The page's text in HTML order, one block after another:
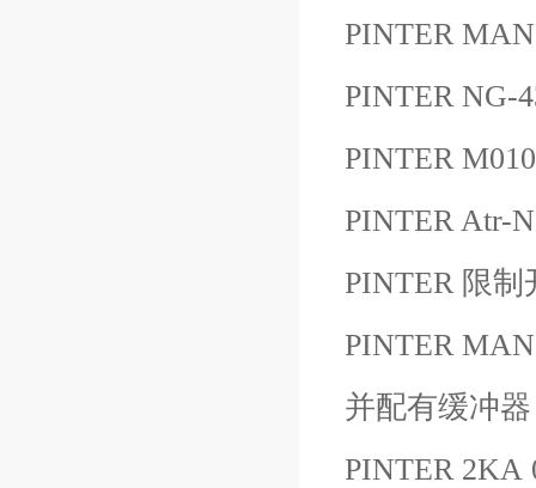
PINTER
PINTER NG-
PINTER
PINTER Atr-
PINTER 限制
PINTER
并配有缓冲
PINTER 2KA